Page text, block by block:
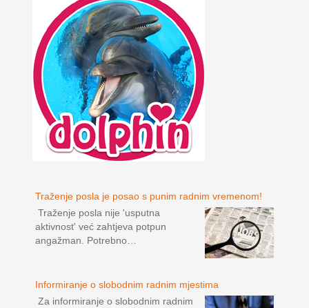
Traženje posla je posao s punim radnim vremenom!
Traženje posla nije 'usputna
aktivnost' već zahtjeva potpun
angažman. Potrebno…
Informiranje o slobodnim radnim mjestima
Za informiranje o slobodnim radnim